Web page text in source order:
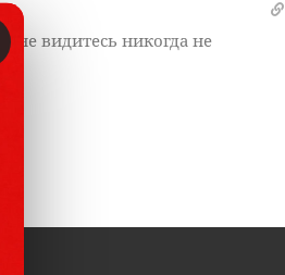
не видитесь никогда не